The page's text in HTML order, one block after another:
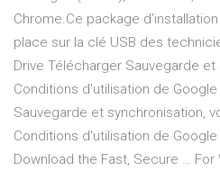
Chrome.Ce package
place sur la clé USB des
Drive Télécharger Sauvegarde
Conditions d'utilisation de Google
Sauvegarde et synchronisation,
Conditions d'utilisation de
Download the Fast, Secure …